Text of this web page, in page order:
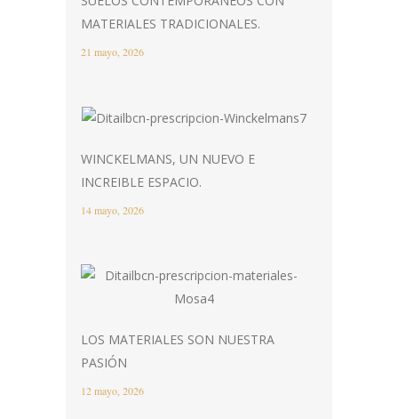
MATERIALES TRADICIONALES.
21 mayo, 2026
WINCKELMANS, UN NUEVO E
INCREIBLE ESPACIO.
14 mayo, 2026
LOS MATERIALES SON NUESTRA
PASIÓN
12 mayo, 2026